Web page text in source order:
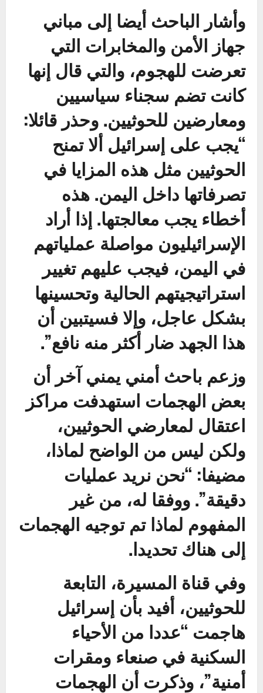
وأشار الباحث أيضا إلى مباني
جهاز الأمن والمخابرات التي
تعرضت للهجوم، والتي قال إنها
كانت تضم سجناء سياسيين
ومعارضين للحوثيين. وحذر قائلا:
“يجب على إسرائيل ألا تمنح
الحوثيين مثل هذه المزايا في
تصرفاتها داخل اليمن. هذه
أخطاء يجب معالجتها. إذا أراد
الإسرائيليون مواصلة عملياتهم
في اليمن، فيجب عليهم تغيير
استراتيجيتهم الحالية وتحسينها
بشكل عاجل، وإلا فسيتبين أن
هذا الجهد ضار أكثر منه نافع”.
وزعم باحث أمني يمني آخر أن
بعض الهجمات استهدفت مراكز
اعتقال لمعارضي الحوثيين،
ولكن ليس من الواضح لماذا،
مضيفا: “نحن نريد عمليات
دقيقة”. ووفقا له، من غير
المفهوم لماذا تم توجيه الهجمات
إلى هناك تحديدا.
وفي قناة المسيرة، التابعة
للحوثيين، أفيد بأن إسرائيل
هاجمت “عددا من الأحياء
السكنية في صنعاء ومقرات
أمنية”، وذكرت أن الهجمات